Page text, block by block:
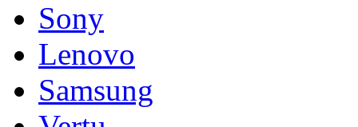
Sony
Lenovo
Samsung